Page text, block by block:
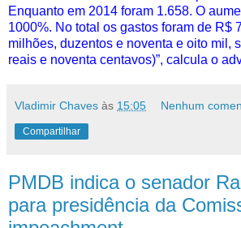
Enquanto em 2014 foram 1.658. O
1000%. No total os gastos foram de R$
milhões, duzentos e noventa e oito mil,
reais e noventa centavos)”, calcula o
Vladimir Chaves às 15:05 Nenhum
Compartilhar
PMDB indica o senador
para presidência da